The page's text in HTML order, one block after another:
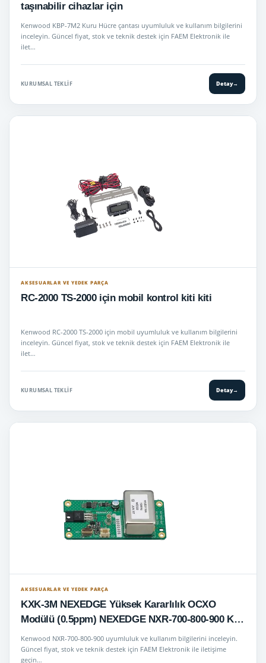
taşınabilir cihazlar için
Kenwood KBP-7M2 Kuru Hücre çantası uyumluluk ve kullanım bilgilerini
inceleyin. Güncel fiyat, stok ve teknik destek için FAEM Elektronik ile
ilet…
KURUMSAL TEKLIF Detay→
AKSESUARLAR VE YEDEK PARÇA
RC-2000 TS-2000 için mobil kontrol kiti kiti
Kenwood RC-2000 TS-2000 için mobil uyumluluk ve kullanım bilgilerini
inceleyin. Güncel fiyat, stok ve teknik destek için FAEM Elektronik ile
ilet…
KURUMSAL TEKLIF Detay→
AKSESUARLAR VE YEDEK PARÇA
KXK-3M NEXEDGE Yüksek Kararlılık OCXO
Modülü (0.5ppm) NEXEDGE NXR-700-800-900 K
sürümlü Tekrarlayıcılara 6.25KHz işlevselliği ekler
Kenwood NXR-700-800-900 uyumluluk ve kullanım bilgilerini inceleyin.
Güncel fiyat, stok ve teknik destek için FAEM Elektronik ile iletişime
geçin…